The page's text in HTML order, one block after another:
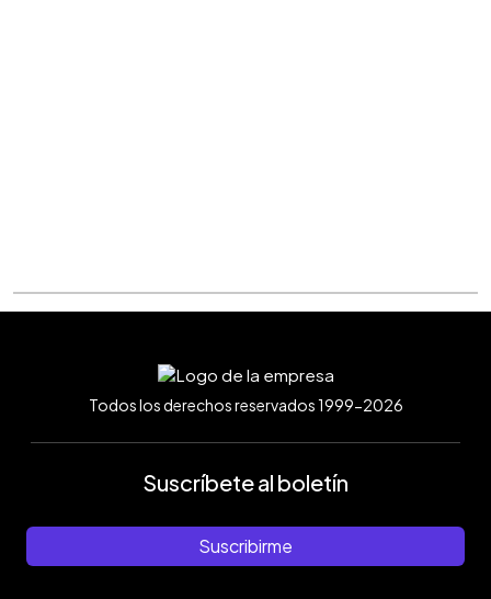
Todos los derechos reservados 1999-2026
Suscríbete al boletín
Suscribirme